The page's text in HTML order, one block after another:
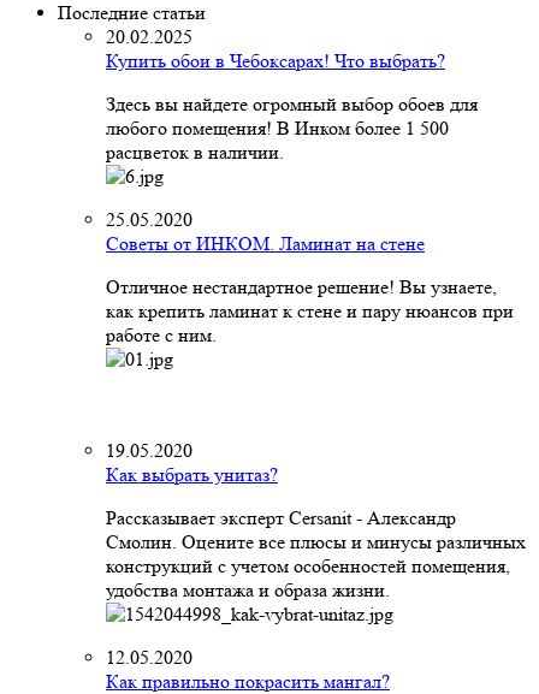
Последние статьи
20.02.2025
Купить обои в Чебоксарах! Что выбрать?
Здесь вы найдете огромный выбор обоев для
любого помещения! В Инком более 1 500
расцветок в наличии.
25.05.2020
Советы от ИНКОМ. Ламинат на стене
Отличное нестандартное решение! Вы узнаете,
как крепить ламинат к стене и пару нюансов при
работе с ним.
19.05.2020
Как выбрать унитаз?
Рассказывает эксперт Cersanit - Александр
Смолин. Оцените все плюсы и минусы различных
конструкций с учетом особенностей помещения,
удобства монтажа и образа жизни.
12.05.2020
Как правильно покрасить мангал?